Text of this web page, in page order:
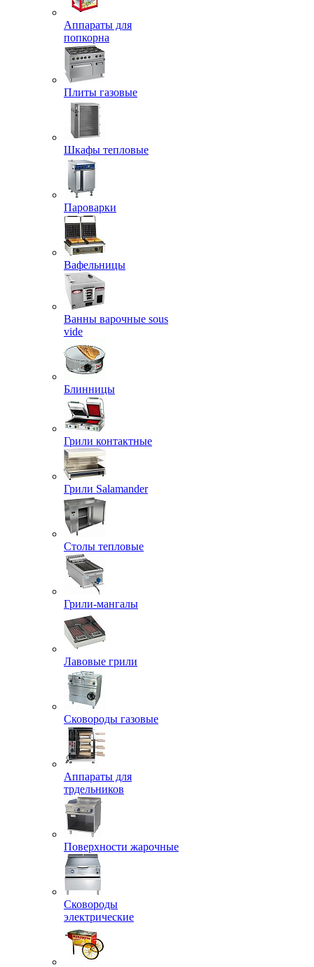
Аппараты для
попкорна
Плиты газовые
Шкафы тепловые
Пароварки
Вафельницы
Ванны варочные sous
vide
Блинницы
Грили контактные
Грили Salamander
Столы тепловые
Грили-мангалы
Лавовые грили
Сковороды газовые
Аппараты для
трдельников
Поверхности жарочные
Сковороды
электрические